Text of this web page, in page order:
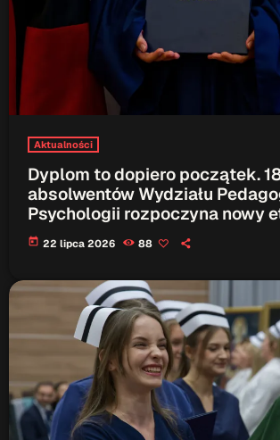
Aktualności
Dyplom to dopiero początek.
absolwentów Wydziału
Psychologii rozpoczyna nowy
today 22 lipca 2026 88